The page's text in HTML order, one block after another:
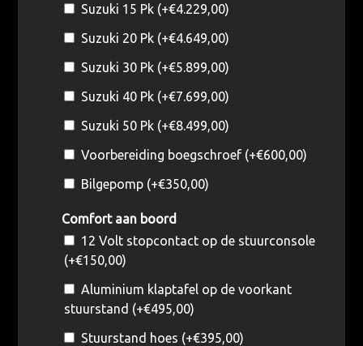
Suzuki 15 Pk (+€4.229,00)
Suzuki 20 Pk (+€4.649,00)
Suzuki 30 Pk (+€5.899,00)
Suzuki 40 Pk (+€7.699,00)
Suzuki 50 Pk (+€8.499,00)
Voorbereiding boegschroef (+€600,00)
Bilgepomp (+€350,00)
Comfort aan boord
12 Volt stopcontact op de stuurconsole
(+€150,00)
Aluminium klaptafel op de voorkant
stuurstand (+€495,00)
Stuurstand hoes (+€395,00)